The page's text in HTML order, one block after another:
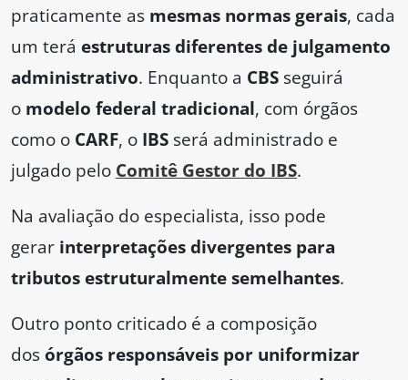
praticamente as mesmas normas gerais, cada
um terá estruturas diferentes de julgamento
administrativo. Enquanto a CBS seguirá
o modelo federal tradicional, com órgãos
como o CARF, o IBS será administrado e
julgado pelo Comitê Gestor do IBS.
Na avaliação do especialista, isso pode
gerar interpretações divergentes para
tributos estruturalmente semelhantes.
Outro ponto criticado é a composição
dos órgãos responsáveis por uniformizar